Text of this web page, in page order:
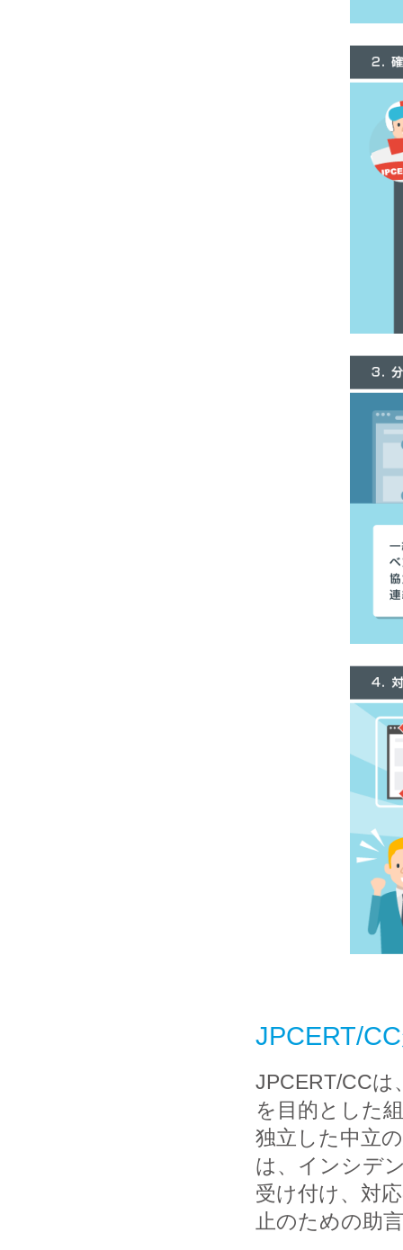
JPCERT/
JPCERT/CCは
を目的とした
独立した中立
は、インシデ
受け付け、対
止のための助